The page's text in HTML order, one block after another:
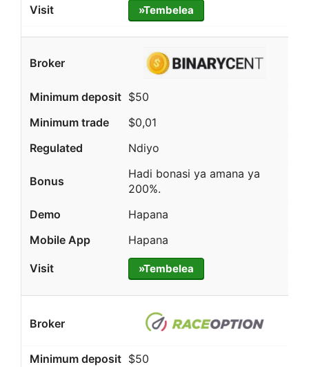
»Tembelea
$50
$0,01
Ndiyo
Hadi bonasi ya amana ya
200%.
Hapana
Hapana
»Tembelea
$50